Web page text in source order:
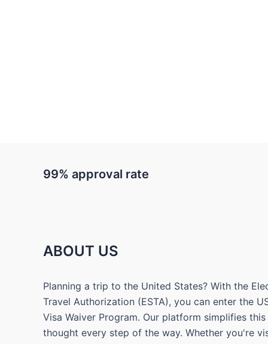
99% approval rate
ABOUT US
Planning a trip to the United States? With the
Travel Authorization (ESTA), you can enter the
Visa Waiver Program. Our platform simplifies
thought every step of the way. Whether you're